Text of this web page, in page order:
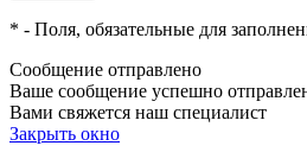
* - Поля, обязательные для
Сообщение отправлено
Ваше сообщение успешно
Вами свяжется наш специалист
Закрыть окно